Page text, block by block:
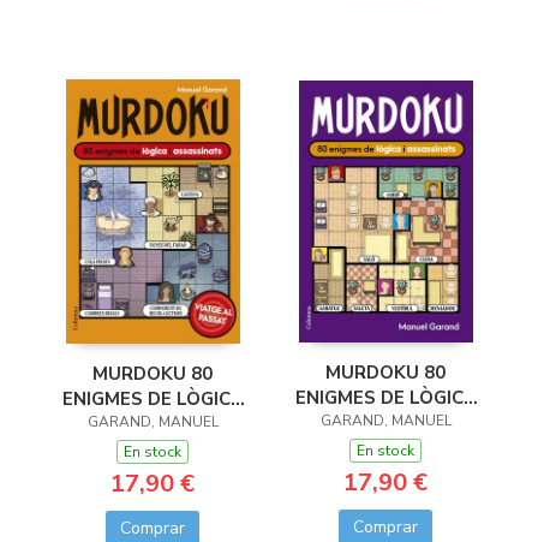
MURDOKU 80
ENIGMES DE LÒGICA
I ASSASSINATS
GARAND, MANUEL
En stock
17,90 €
Comprar
MURDOKU 80
ENIGMES DE LÒGICA
I ASSASINATS
GARAND, MANUEL
En stock
17,90 €
Comprar